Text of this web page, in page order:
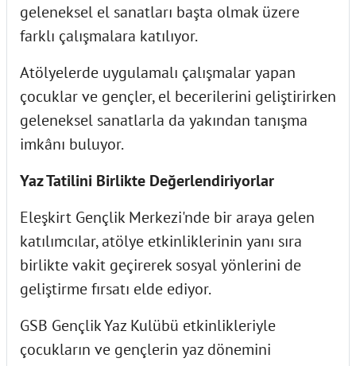
geleneksel el sanatları başta olmak üzere
farklı çalışmalara katılıyor.
Atölyelerde uygulamalı çalışmalar yapan
çocuklar ve gençler, el becerilerini geliştirirken
geleneksel sanatlarla da yakından tanışma
imkânı buluyor.
Yaz Tatilini Birlikte Değerlendiriyorlar
Eleşkirt Gençlik Merkezi'nde bir araya gelen
katılımcılar, atölye etkinliklerinin yanı sıra
birlikte vakit geçirerek sosyal yönlerini de
geliştirme fırsatı elde ediyor.
GSB Gençlik Yaz Kulübü etkinlikleriyle
çocukların ve gençlerin yaz dönemini